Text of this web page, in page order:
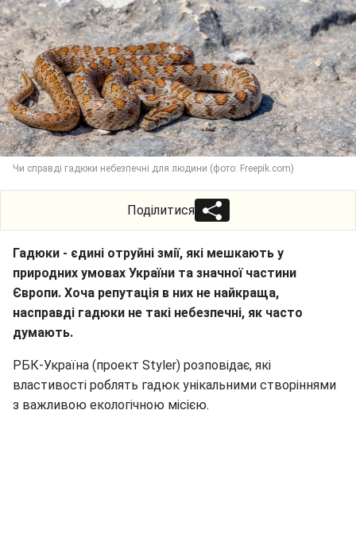
Чи справді гадюки небезпечні для людини (фото: Freepik.com)
Поділитися
Гадюки - єдині отруйні змії, які мешкають у
природних умовах України та значної частини
Європи. Хоча репутація в них не найкраща,
насправді гадюки не такі небезпечні, як часто
думають.
РБК-Україна (проект Styler) розповідає, які
властивості роблять гадюк унікальними створіннями
з важливою екологічною місією.